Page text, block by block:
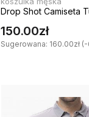
Drop Shot Camiseta
150.00zł
Sugerowana: 160.00zł